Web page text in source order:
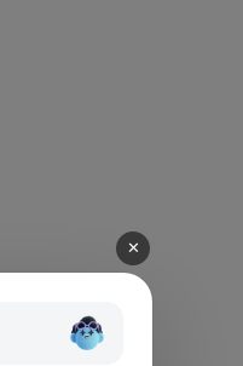
✕